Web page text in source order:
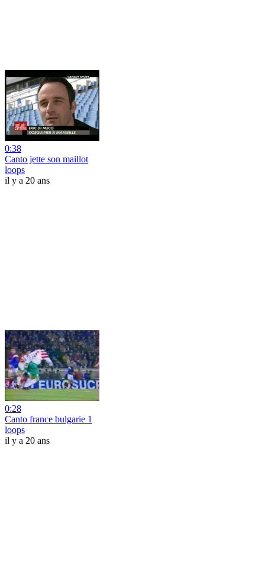
0:38
Canto jette son maillot
loops
il y a 20 ans
0:28
Canto france bulgarie 1
loops
il y a 20 ans